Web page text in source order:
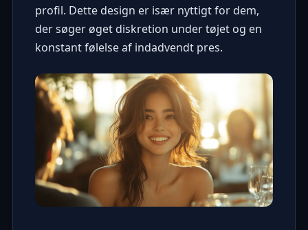
profil. Dette design er især nyttigt for dem,
der søger øget diskretion under tøjet og en
konstant følelse af indadvendt pres.